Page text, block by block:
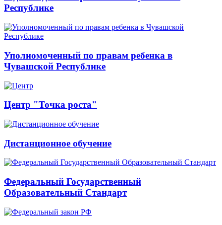
Республике
Уполномоченный по правам ребенка в
Чувашской Республике
Центр "Точка роста"
Дистанционное обучение
Федеральный Государственный
Образовательный Стандарт